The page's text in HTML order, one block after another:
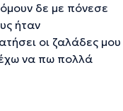
δε με πόνεσε
ήταν
οι ζαλάδες μου
έχω να πω πολλά